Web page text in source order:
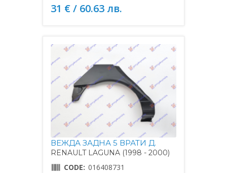
31 € / 60.63 лв.
ВЕЖДА ЗАДНА 5 ВРАТИ Д.
RENAULT LAGUNA (1998 - 2000)
CODE: 016408731